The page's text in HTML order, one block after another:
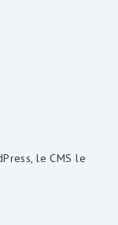
le CMS le